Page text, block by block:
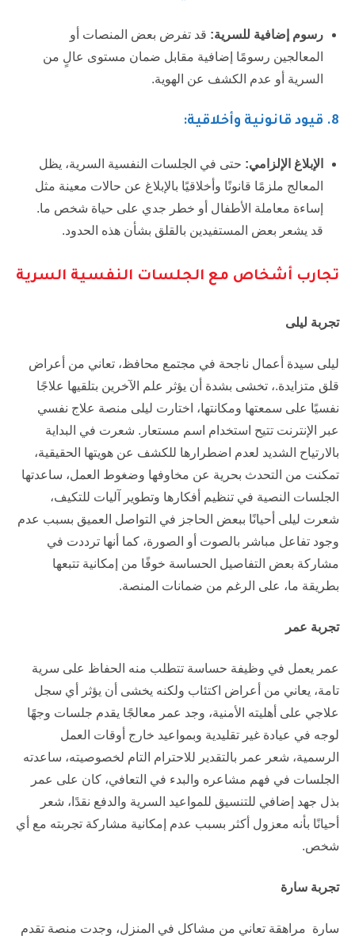
رسوم إضافية للسرية: قد تفرض بعض المنصات أو
المعالجين رسومًا إضافية مقابل ضمان مستوى عالٍ من
السرية أو عدم الكشف عن الهوية.
8. قيود قانونية وأخلاقية:
الإبلاغ الإلزامي: حتى في الجلسات النفسية السرية، يظل
المعالج ملزمًا قانونًا وأخلاقيًا بالإبلاغ عن حالات معينة مثل
إساءة معاملة الأطفال أو خطر جدي على حياة شخص ما.
قد يشعر بعض المستفيدين بالقلق بشأن هذه الحدود.
تجارب أشخاص مع الجلسات النفسية السرية
تجربة ليلى
ليلى سيدة أعمال ناجحة في مجتمع محافظ، تعاني من أعراض
قلق متزايدة.، تخشى بشدة أن يؤثر علم الآخرين بتلقيها علاجًا
نفسيًا على سمعتها ومكانتها، اختارت ليلى منصة علاج نفسي
عبر الإنترنت تتيح استخدام اسم مستعار. شعرت في البداية
بالارتياح الشديد لعدم اضطرارها للكشف عن هويتها الحقيقية،
تمكنت من التحدث بحرية عن مخاوفها وضغوط العمل، ساعدتها
الجلسات النصية في تنظيم أفكارها وتطوير آليات للتكيف،
شعرت ليلى أحيانًا ببعض الحاجز في التواصل العميق بسبب عدم
وجود تفاعل مباشر بالصوت أو الصورة، كما أنها ترددت في
مشاركة بعض التفاصيل الحساسة خوفًا من إمكانية تتبعها
بطريقة ما، على الرغم من ضمانات المنصة.
تجربة عمر
عمر يعمل في وظيفة حساسة تتطلب منه الحفاظ على سرية
تامة، يعاني من أعراض اكتئاب ولكنه يخشى أن يؤثر أي سجل
علاجي على أهليته الأمنية، وجد عمر معالجًا يقدم جلسات وجهًا
لوجه في عيادة غير تقليدية وبمواعيد خارج أوقات العمل
الرسمية، شعر عمر بالتقدير للاحترام التام لخصوصيته، ساعدته
الجلسات في فهم مشاعره والبدء في التعافي، كان على عمر
بذل جهد إضافي للتنسيق للمواعيد السرية والدفع نقدًا، شعر
أحيانًا بأنه معزول أكثر بسبب عدم إمكانية مشاركة تجربته مع أي
شخص.
تجربة سارة
سارة مراهقة تعاني من مشاكل في المنزل، وجدت منصة تقدم